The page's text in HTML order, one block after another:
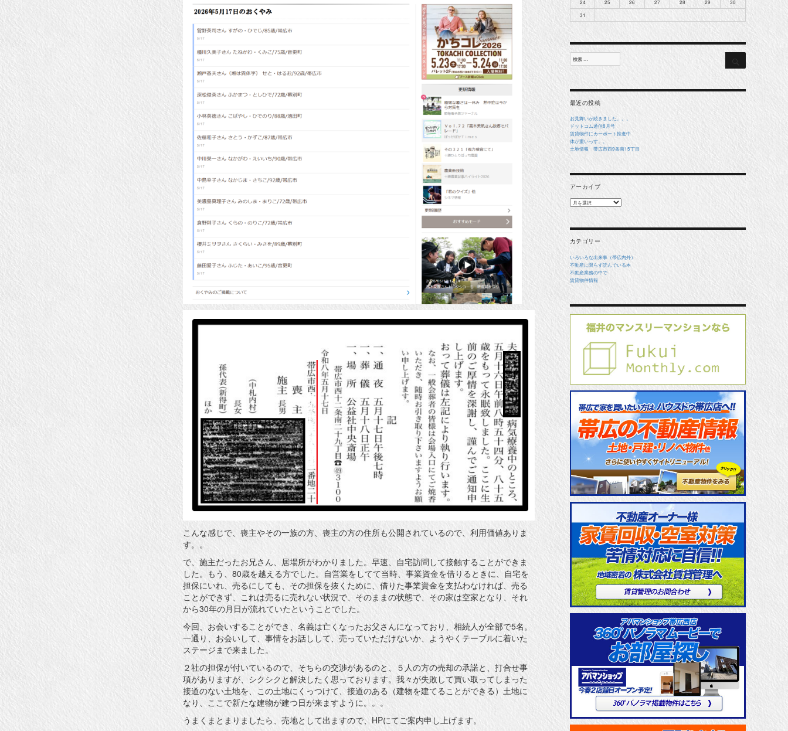
こんな感じで、喪主やその一族の方、喪主の方の住所も公開されているので、利用価値ありま
す。。
で、施主だったお兄さん、居場所がわかりました。早速、自宅訪問して接触することができま
した。もう、80歳を越える方でした。自営業をしてて当時、事業資金を借りるときに、自宅を
担保にいれ、売るにしても、その担保を抜くために、借りた事業資金を支払わなければ、売る
ことができず、これは売るに売れない状況で、そのままの状態で、その家は空家となり、それ
から30年の月日が流れていたということでした。
今回、お会いすることができ、名義は亡くなったお父さんになっており、相続人が全部で5名。
一通り、お会いして、事情をお話しして、売っていただけないか、ようやくテーブルに着いた
ステージまで来ました。
２社の担保が付いているので、そちらの交渉があるのと、５人の方の売却の承諾と、打合せ事
項がありますが、シクシクと解決したく思っております。我々が失敗して買い取ってしまった
接道のない土地を、この土地にくっつけて、接道のある（建物を建てることができる）土地に
なり、ここで新たな建物が建つ日が来ますように。。。
うまくまとまりましたら、売地として出ますので、HPにてご案内申し上げます。
24
25 26 27 28 29
30
31
検
索
検
最近の投稿
お見舞いが続きました。。。
ドットコム通信8月号
賃貸物件にカーポート推進中
体が重いっす。。
土地情報 帯広市西9条南15丁目
アーカイブ
ー
ブ
カテゴリー
いろいろな出来事（帯広内外）
不動産に限らず読んでいる本
不動産業務の中で
賃貸物件情報